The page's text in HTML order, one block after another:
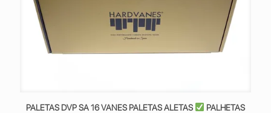
PALETAS DVP SA 16 VANES PALETAS ALETAS
PALHETAS